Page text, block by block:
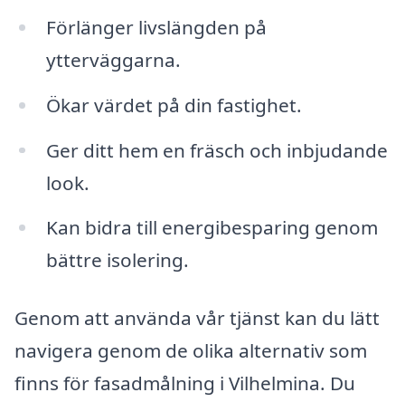
Förlänger livslängden på
ytterväggarna.
Ökar värdet på din fastighet.
Ger ditt hem en fräsch och inbjudande
look.
Kan bidra till energibesparing genom
bättre isolering.
Genom att använda vår tjänst kan du lätt
navigera genom de olika alternativ som
finns för fasadmålning i Vilhelmina. Du